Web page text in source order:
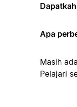
Apa
Masih
Pelajari